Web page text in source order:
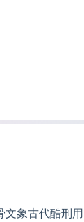
文象古代酷刑